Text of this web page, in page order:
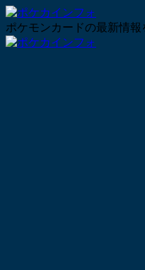
ポケモンカードの最新情報